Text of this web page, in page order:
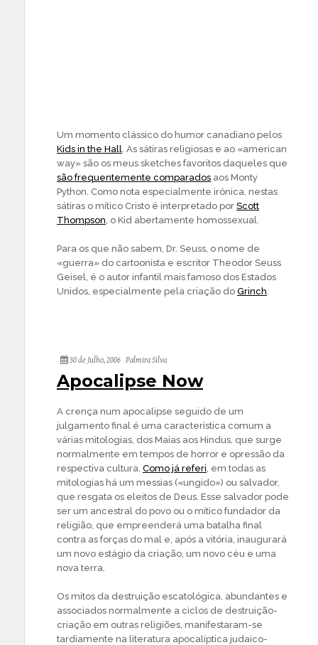
Um momento clássico do humor canadiano pelos
Kids in the Hall. As sátiras religiosas e ao «american
way» são os meus sketches favoritos daqueles que
são frequentemente comparados aos Monty
Python. Como nota especialmente irónica, nestas
sátiras o mítico Cristo é interpretado por Scott
Thompson, o Kid abertamente homossexual.
Para os que não sabem, Dr. Seuss, o nome de
«guerra» do cartoonista e escritor Theodor Seuss
Geisel, é o autor infantil mais famoso dos Estados
Unidos, especialmente pela criação do Grinch.
30 de Julho, 2006 Palmira Silva
Apocalipse Now
A crença num apocalipse seguido de um
julgamento final é uma característica comum a
várias mitologias, dos Maias aos Hindus, que surge
normalmente em tempos de horror e opressão da
respectiva cultura. Como já referi, em todas as
mitologias há um messias («ungido») ou salvador,
que resgata os eleitos de Deus. Esse salvador pode
ser um ancestral do povo ou o mítico fundador da
religião, que empreenderá uma batalha final
contra as forças do mal e, após a vitória, inaugurará
um novo estágio da criação, um novo céu e uma
nova terra.
Os mitos da destruição escatológica, abundantes e
associados normalmente a ciclos de destruição-
criação em outras religiões, manifestaram-se
tardiamente na literatura apocalíptica judaico-